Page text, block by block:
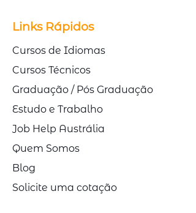
Links Rápidos
Cursos de Idiomas
Cursos Técnicos
Graduação / Pós Graduação
Estudo e Trabalho
Job Help Austrália
Quem Somos
Blog
Solicite uma cotação